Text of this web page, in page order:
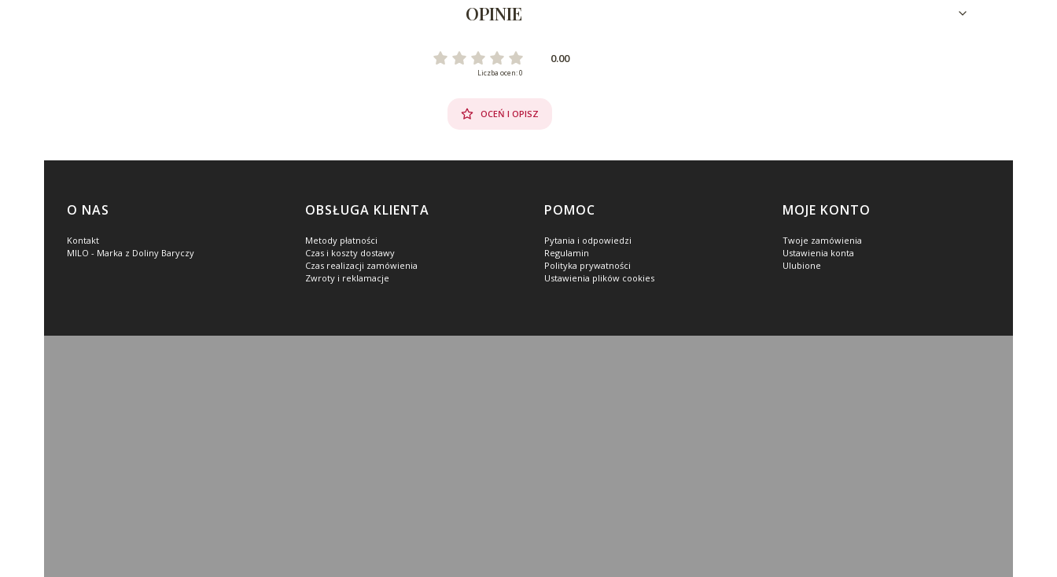
OPINIE
0.00
Liczba ocen: 0
OCEŃ I OPISZ
Linki w stopce
O NAS
Kontakt
MILO - Marka z Doliny Baryczy
OBSŁUGA KLIENTA
Metody płatności
Czas i koszty dostawy
Czas realizacji zamówienia
Zwroty i reklamacje
POMOC
Pytania i odpowiedzi
Regulamin
Polityka prywatności
Ustawienia plików cookies
MOJE KONTO
Twoje zamówienia
Ustawienia konta
Ulubione